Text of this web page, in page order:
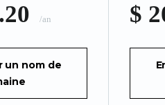
/an
un nom de
$